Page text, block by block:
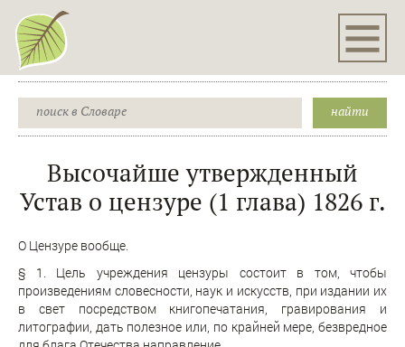
Высочайше утвержденный
Устав о цензуре (1 глава) 1826 г.
О Цензуре вообще.
§ 1. Цель учреждения цензуры состоит в том, чтобы
произведениям словесности, наук и искусств, при издании их
в свет посредством книгопечатания, гравирования и
литографии, дать полезное или, по крайней мере, безвредное